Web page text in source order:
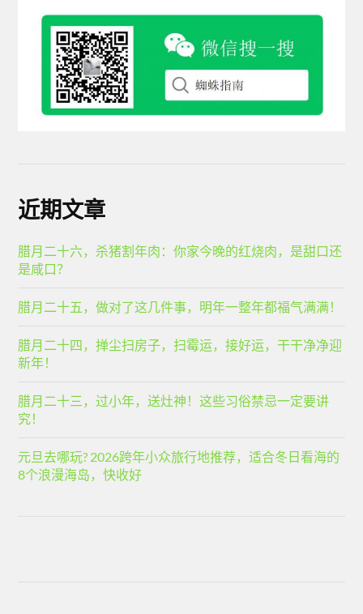
近期文章
腊月二十六，杀猪割年肉：你家今晚的红烧肉，是甜口还
是咸口？
腊月二十五，做对了这几件事，明年一整年都福气满满！
腊月二十四，掸尘扫房子，扫霉运，接好运，干干净净迎
新年！
腊月二十三，过小年，送灶神！这些习俗禁忌一定要讲
究！
元旦去哪玩? 2026跨年小众旅行地推荐，适合冬日看海的
8个浪漫海岛，快收好